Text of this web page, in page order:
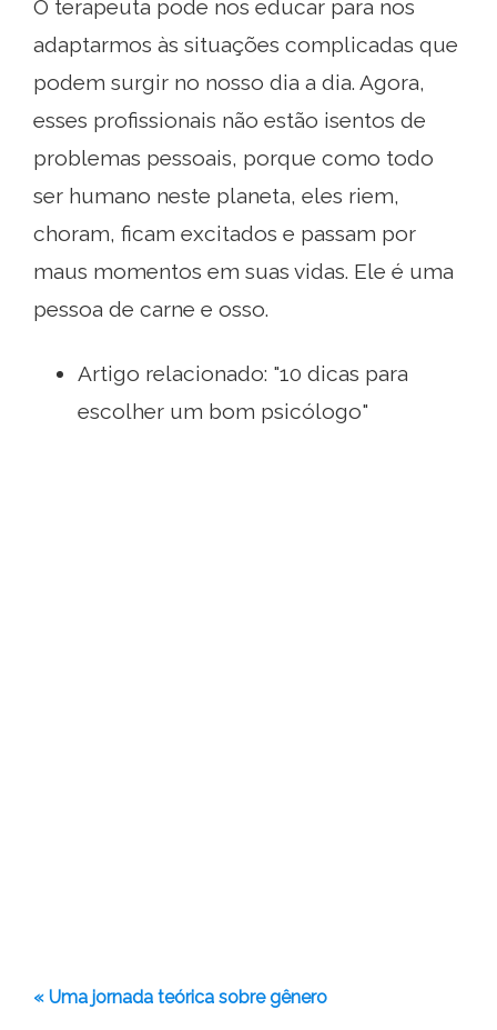
O terapeuta pode nos educar para nos
adaptarmos às situações complicadas que
podem surgir no nosso dia a dia. Agora,
esses profissionais não estão isentos de
problemas pessoais, porque como todo
ser humano neste planeta, eles riem,
choram, ficam excitados e passam por
maus momentos em suas vidas. Ele é uma
pessoa de carne e osso.
Artigo relacionado: "10 dicas para
escolher um bom psicólogo"
« Uma jornada teórica sobre gênero